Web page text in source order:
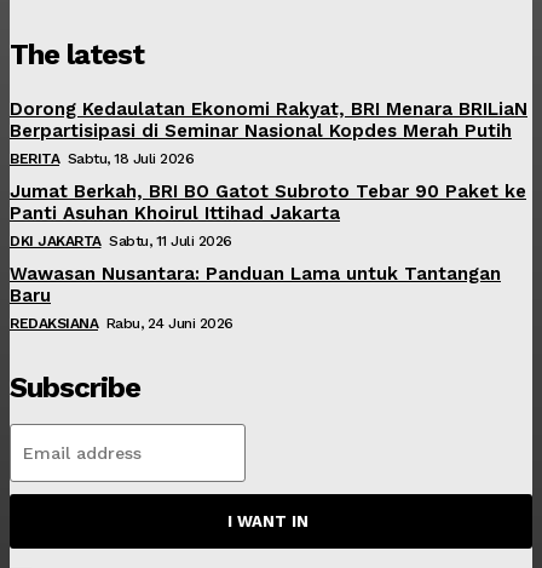
The latest
Dorong Kedaulatan Ekonomi Rakyat, BRI Menara BRILiaN
Berpartisipasi di Seminar Nasional Kopdes Merah Putih
BERITA Sabtu, 18 Juli 2026
Jumat Berkah, BRI BO Gatot Subroto Tebar 90 Paket ke
Panti Asuhan Khoirul Ittihad Jakarta
DKI JAKARTA Sabtu, 11 Juli 2026
Wawasan Nusantara: Panduan Lama untuk Tantangan
Baru
REDAKSIANA Rabu, 24 Juni 2026
Subscribe
I WANT IN